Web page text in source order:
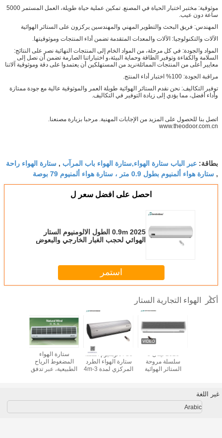
موثوقية: مختبر اختبار الحياة في المصنع. تمكين عملية حياة طويلة، العمل المستمر 5000
ساعة دون عيب.
المهندس: فريق البحث والتطوير المهني والمهندسين يركزون على الستائر الهوائية
الآلات والتكنولوجيا: الآلات والمعدات المتقدمة تضمن أداء المنتجات وموثوقيتها.
المواد والجودة: في كل مرحلة، من المواد الخام إلى المنتجات النهائية نصر على النتائج:
السلامة والكفاءة وتوفير الطاقة وحماية البيئة،و اختباراتنا الصارمة تضمن أن نصل إلى
معايير أعلى من المنتجات المماثلةنريد من المستهلكين أن يعتمدوا على دقة وموثوقية آلاتنا
مراقبة الجودة: 100% اختبار أداء المنتج.
توفير التكاليف: نحن نقدم الستائر الهوائية طويلة العمر والموثوقية عالية مع جودة ممتازة
وأداء أفضل، مما يؤدي إلى زيادة التوفير في التكاليف.
اتصل بنا للحصول على المزيد من الإجابات المهنية. مرحبا بزيارة مصنعنا.
www.theodoor.com.cn
بطاقة: عبر الباب ستارة الهواء,ستارة الهواء باب المرآب , ستارة الهواء راحة
, ستارة هواء ألمنيوم بطول 0.9 متر ، ستارة هواء ألمنيوم 79 بوصة
احصل على افضل سعر ل
2025 0.9m الطول الالومنيوم الستار
الهوائي لحجب الغبار الخارجي والبعوض
استمر
أكثر الهواء التجارية الستار
ستارة الهواء
المضغوط الرياح
الطبيعية، عبر تدفق
S5 الألومنيوم الفضة
ستارة الهواء الطرد
المركزي لمدة 3-4m
2025 تيتان 5
سلسلة مروحة
الستائر الهوائية
60Hz
غير اللغة
Arabic